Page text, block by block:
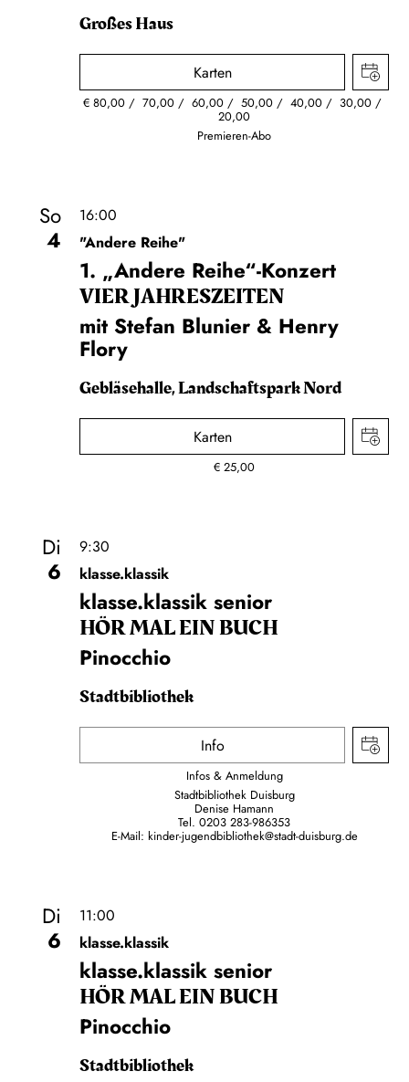
Großes Haus
Karten
€80,00 70,00 60,00 50,00 40,00 30,00
20,00
Premieren-Abo
So
4
16:00
"Andere Reihe"
1. „Andere Reihe“-Konzert
VIER JAHRESZEITEN
mit Stefan Blunier & Henry
Flory
Gebläsehalle, Landschaftspark Nord
Karten
€25,00
Di
6
9:30
klasse.klassik
klasse.klassik senior
HÖR MAL EIN BUCH
Pinocchio
Stadtbibliothek
Info
Infos & Anmeldung
Stadtbibliothek Duisburg
Denise Hamann
Tel. 0203 283-986353
E-Mail: kinder-jugendbibliothek@stadt-duisburg.de
Di
6
11:00
klasse.klassik
klasse.klassik senior
HÖR MAL EIN BUCH
Pinocchio
Stadtbibliothek